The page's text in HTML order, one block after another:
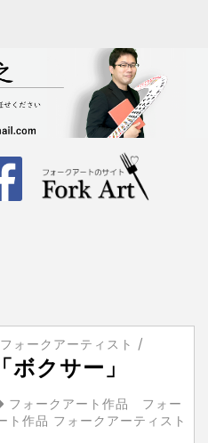
ォークアーティスト
クサー」
フォークアート作品 フォー
ト作品 フォークアーティスト